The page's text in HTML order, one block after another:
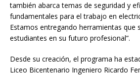
también abarca temas de seguridad y
fundamentales para el trabajo en
Estamos entregando herramientas que
estudiantes en su futuro profesional”.
Desde su creación, el programa ha
Liceo Bicentenario Ingeniero Ricardo